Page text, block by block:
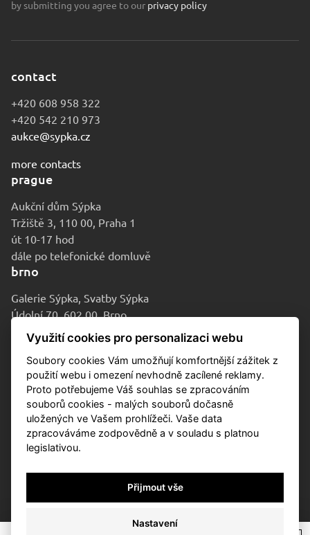
by submitting you agree to our privacy policy
contact
+420 608 958 322
+420 542 210 973
aukce@sypka.cz
more contacts
prague
Aukční dům Sýpka
Tržiště 3, 110 00, Praha 1
út 10-17 hod
dále po telefonické domluvě
brno
Galerie Sýpka, Svatby Sýpka
Údolní 70, 602 00, Brno
po-pá 9-16 hod
Privacy policy
© 2010-2026 Aukční dům Sýpka
Využití cookies pro personalizaci webu
Soubory cookies Vám umožňují komfortnější zážitek z
použití webu i omezení nevhodně zacílené reklamy.
Proto potřebujeme Váš souhlas se zpracováním
souborů cookies - malých souborů dočasně
uložených ve Vašem prohlížeči. Vaše data
zpracováváme zodpovědně a v souladu s platnou
legislativou.
Přijmout vše
Nastavení